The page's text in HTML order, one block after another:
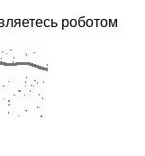
роботом